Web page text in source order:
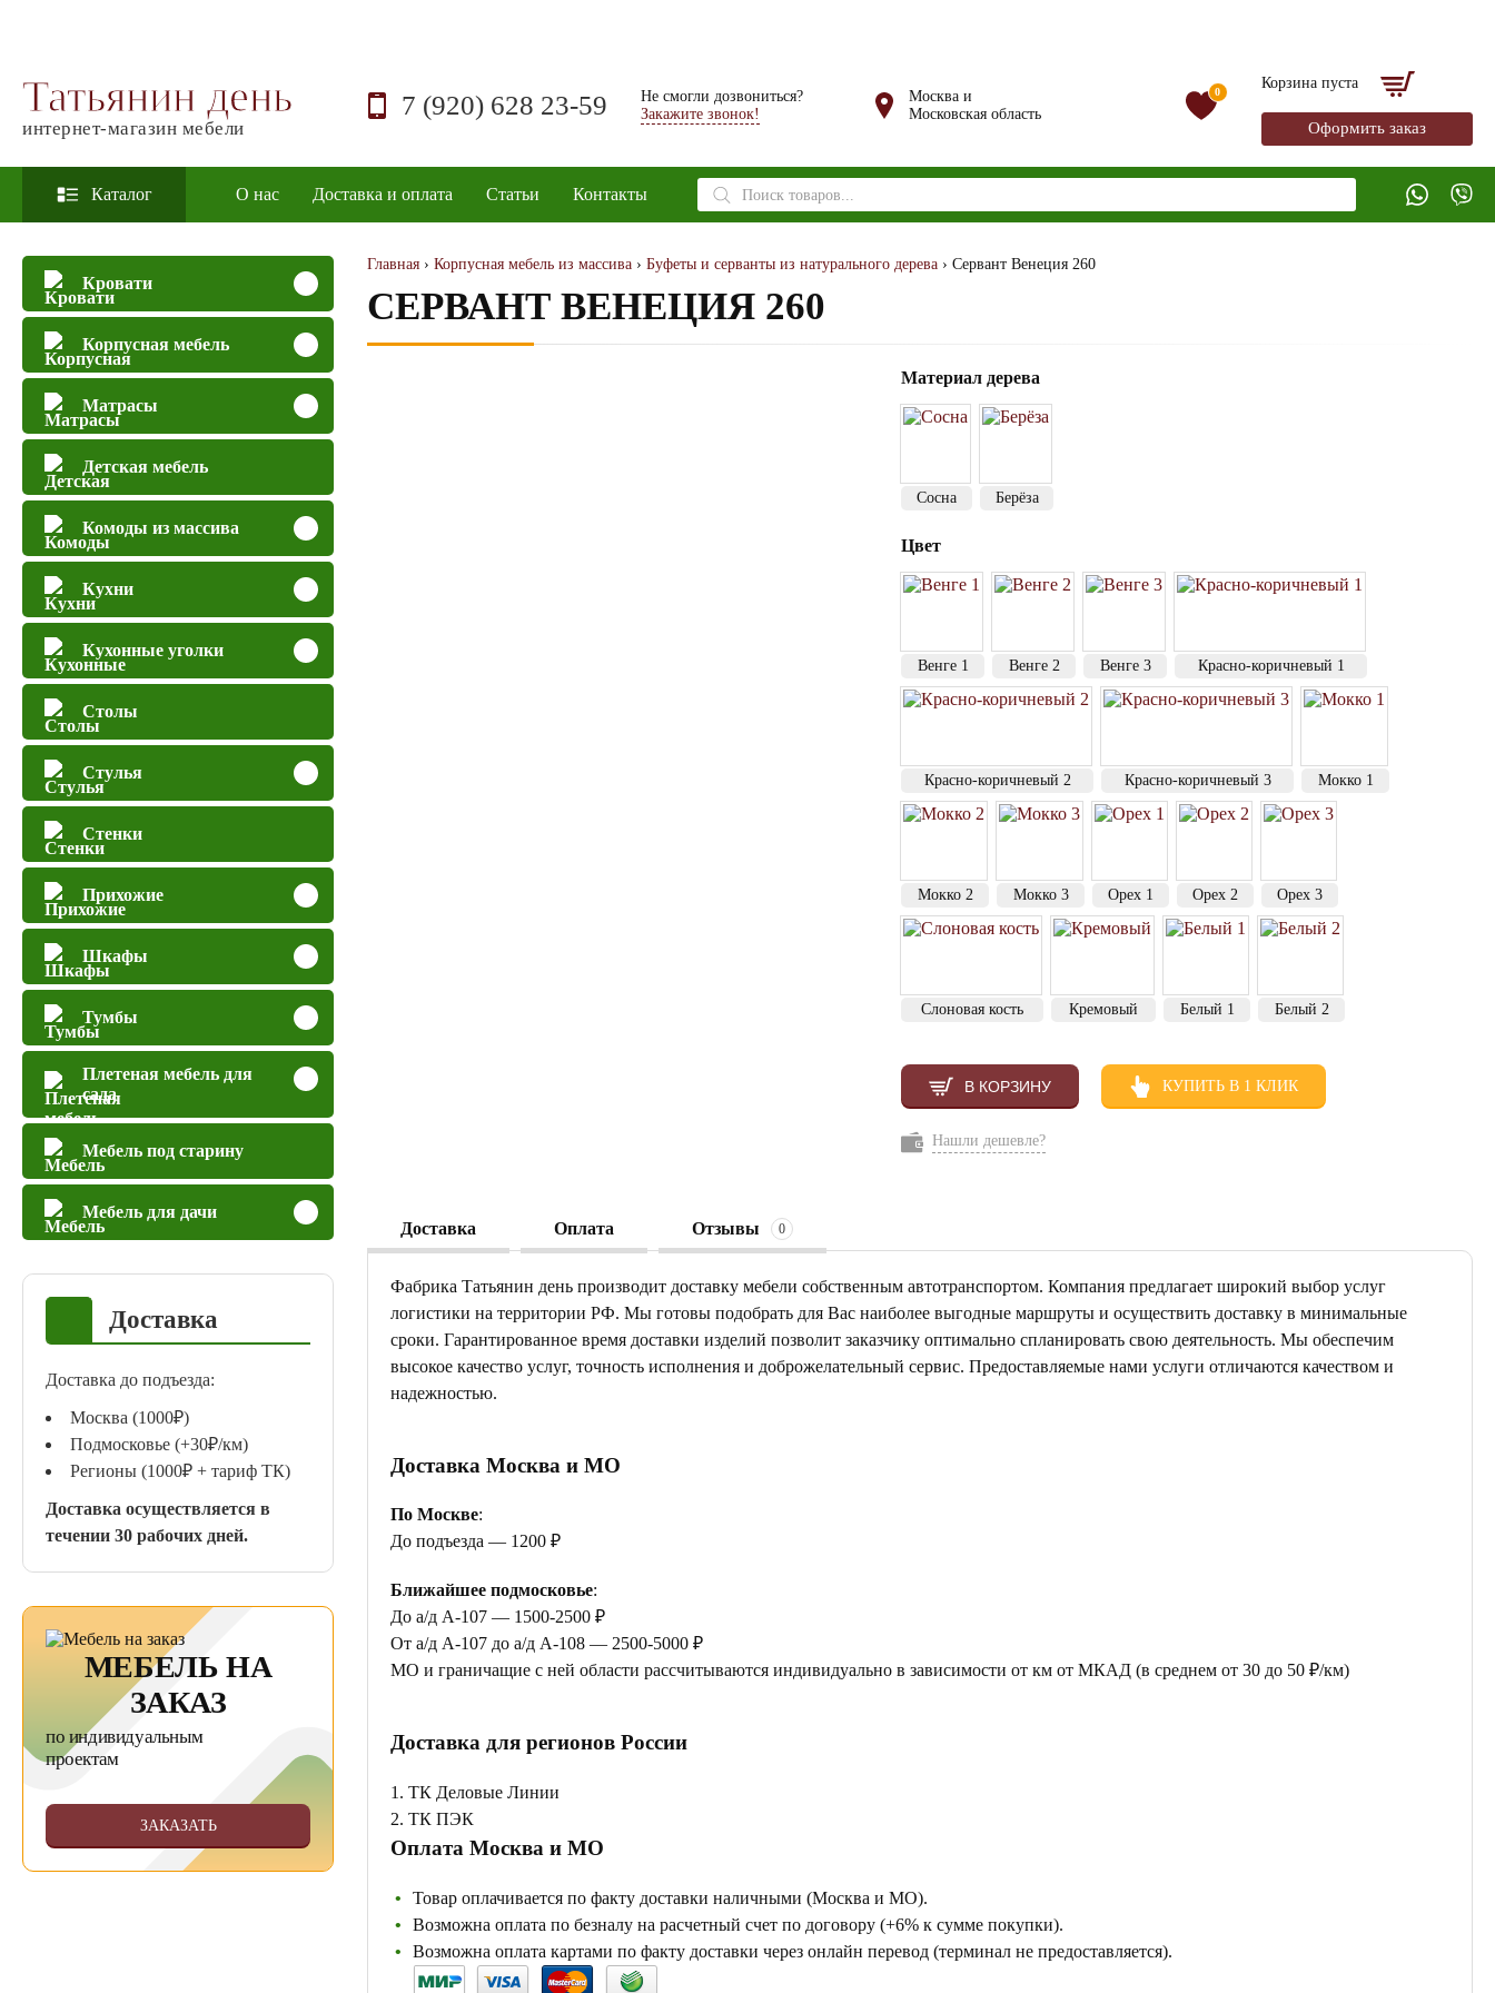
Татьянин день
интернет-магазин мебели
7 (920) 628 23-59
Не смогли дозвониться?
Закажите звонок!
Москва и
Московская область
0
Корзина пуста
Оформить заказ
Каталог О нас Доставка и оплата Статьи Контакты
Поиск
товаров
Кровати
Корпусная мебель
Матрасы
Детская мебель
Комоды из массива
Кухни
Кухонные уголки
Столы
Стулья
Стенки
Прихожие
Шкафы
Тумбы
Плетеная мебель для
сада
Мебель под старину
Мебель для дачи
Доставка
Доставка до подъезда:
Москва (1000₽)
Подмосковье (+30₽/км)
Регионы (1000₽ + тариф ТК)
Доставка осуществляется в
течении 30 рабочих дней.
МЕБЕЛЬ НА
ЗАКАЗ
по индивидуальным
проектам
ЗАКАЗАТЬ
Главная › Корпусная мебель из массива › Буфеты и серванты из натурального дерева › Сервант Венеция 260
СЕРВАНТ ВЕНЕЦИЯ 260
Материал дерева
Сосна Берёза
Цвет
Венге 1 Венге 2 Венге 3 Красно-коричневый 1
Красно-коричневый 2 Красно-коричневый 3 Мокко 1
Мокко 2 Мокко 3 Орех 1 Орех 2 Орех 3
Слоновая кость Кремовый Белый 1 Белый 2
В КОРЗИНУ КУПИТЬ В 1 КЛИК
Нашли дешевле?
Доставка Оплата Отзывы 0
Фабрика Татьянин день производит доставку мебели собственным автотранспортом. Компания предлагает широкий выбор услуг
логистики на территории РФ. Мы готовы подобрать для Вас наиболее выгодные маршруты и осуществить доставку в минимальные
сроки. Гарантированное время доставки изделий позволит заказчику оптимально спланировать свою деятельность. Мы обеспечим
высокое качество услуг, точность исполнения и доброжелательный сервис. Предоставляемые нами услуги отличаются качеством и
надежностью.
Доставка Москва и МО
По Москве:
До подъезда — 1200 ₽
Ближайшее подмосковье:
До а/д А-107 — 1500-2500 ₽
От а/д А-107 до а/д А-108 — 2500-5000 ₽
МО и граничащие с ней области рассчитываются индивидуально в зависимости от км от МКАД (в среднем от 30 до 50 ₽/км)
Доставка для регионов России
1. ТК Деловые Линии
2. ТК ПЭК
Оплата Москва и МО
Товар оплачивается по факту доставки наличными (Москва и МО).
Возможна оплата по безналу на расчетный счет по договору (+6% к сумме покупки).
Возможна оплата картами по факту доставки через онлайн перевод (терминал не предоставляется).